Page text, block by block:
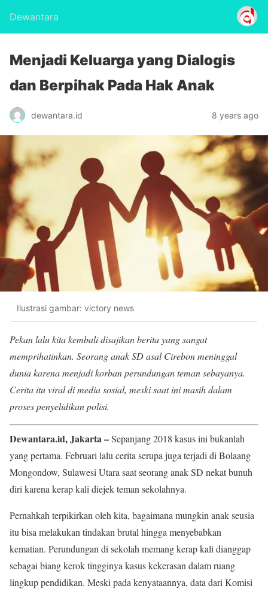
Dewantara
Menjadi Keluarga yang Dialogis
dan Berpihak Pada Hak Anak
dewantara.id 8 years ago
Ilustrasi gambar: victory news
Pekan lalu kita kembali disajikan berita yang sangat
memprihatinkan. Seorang anak SD asal Cirebon meninggal
dunia karena menjadi korban perundungan teman sebayanya.
Cerita itu viral di media sosial, meski saat ini masih dalam
proses penyelidikan polisi.
Dewantara.id, Jakarta –Sepanjang 2018 kasus ini bukanlah
yang pertama. Februari lalu cerita serupa juga terjadi di Bolaang
Mongondow, Sulawesi Utara saat seorang anak SD nekat bunuh
diri karena kerap kali diejek teman sekolahnya.
Pernahkah terpikirkan oleh kita, bagaimana mungkin anak seusia
itu bisa melakukan tindakan brutal hingga menyebabkan
kematian. Perundungan di sekolah memang kerap kali dianggap
sebagai biang kerok tingginya kasus kekerasan dalam ruang
lingkup pendidikan. Meski pada kenyataannya, data dari Komisi